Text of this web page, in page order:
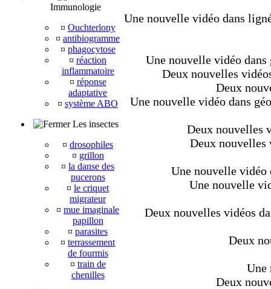
Immunologie
¤ Ouchterlony
¤ antibiogramme
¤ phagocytose
¤ réaction
inflammatoire
¤ réponse
adaptative
¤ système ABO
Les insectes
¤ drosophiles
¤ grillon
¤ la danse des
pucerons
¤ le criquet
migrateur
¤ mue imaginale
papillon
¤ parasites
¤ terrassement
de fourmis
¤ train de
chenilles
Une nouvelle vidéo dans
Une nouvelle vidéo
Deux nouvelles
Deux
Une nouvelle vidéo dans
Deux nouvelles
Deux nouvelles
Une nouvelle vidéo
Une nouvelle
Deux nouvelles vidéos
Deux
Une
Deux